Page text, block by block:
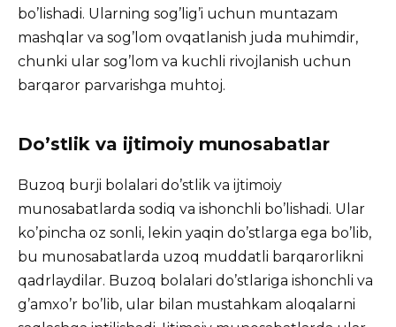
bo’lishadi. Ularning sog’lig’i uchun muntazam
mashqlar va sog’lom ovqatlanish juda muhimdir,
chunki ular sog’lom va kuchli rivojlanish uchun
barqaror parvarishga muhtoj.
Do’stlik va ijtimoiy munosabatlar
Buzoq burji bolalari do’stlik va ijtimoiy
munosabatlarda sodiq va ishonchli bo’lishadi. Ular
ko’pincha oz sonli, lekin yaqin do’stlarga ega bo’lib,
bu munosabatlarda uzoq muddatli barqarorlikni
qadrlaydilar. Buzoq bolalari do’stlariga ishonchli va
g’amxo’r bo’lib, ular bilan mustahkam aloqalarni